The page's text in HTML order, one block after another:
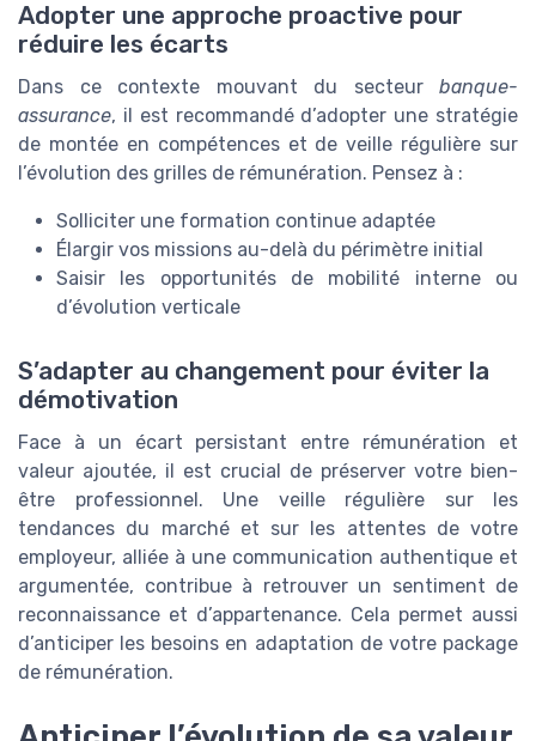
Adopter une approche proactive pour
réduire les écarts
Dans ce contexte mouvant du secteur banque-
assurance, il est recommandé d’adopter une stratégie
de montée en compétences et de veille régulière sur
l’évolution des grilles de rémunération. Pensez à :
Solliciter une formation continue adaptée
Élargir vos missions au-delà du périmètre initial
Saisir les opportunités de mobilité interne ou
d’évolution verticale
S’adapter au changement pour éviter la
démotivation
Face à un écart persistant entre rémunération et
valeur ajoutée, il est crucial de préserver votre bien-
être professionnel. Une veille régulière sur les
tendances du marché et sur les attentes de votre
employeur, alliée à une communication authentique et
argumentée, contribue à retrouver un sentiment de
reconnaissance et d’appartenance. Cela permet aussi
d’anticiper les besoins en adaptation de votre package
de rémunération.